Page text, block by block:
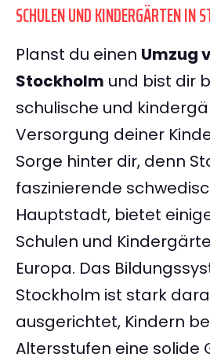
SCHULEN UND KINDERGÄRTEN IN
Planst du einen Umzug
Stockholm und bist dir
schulische und
Versorgung deiner
Sorge hinter dir, denn
faszinierende
Hauptstadt, bietet
Schulen und
Europa. Das
Stockholm ist stark
ausgerichtet, Kindern
Altersstufen eine solide